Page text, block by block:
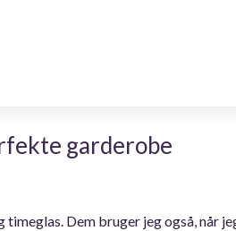
garderobe
Dem bruger jeg også, når